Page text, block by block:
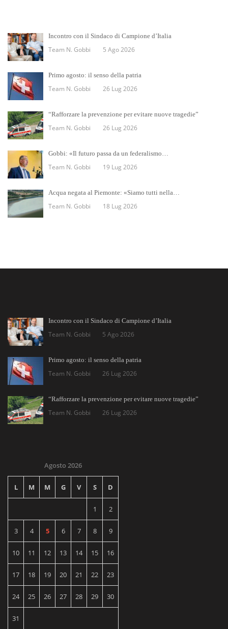
Incontro con il Sindaco di Campione d’Italia
Team N. Gobbi 5 Ago 2026
Primo agosto: il senso della patria
Team N. Gobbi 26 Lug 2026
“Rafforzare la prevenzione per evitare nuove tragedie”
Team N. Gobbi 26 Lug 2026
Gobbi: «Il futuro passa da un federalismo…
Team N. Gobbi 19 Lug 2026
Acqua negata al Piemonte: «Siamo tutti nella…
Team N. Gobbi 18 Lug 2026
Incontro con il Sindaco di Campione d’Italia
Team N. Gobbi 5 Ago 2026
Primo agosto: il senso della patria
Team N. Gobbi 26 Lug 2026
“Rafforzare la prevenzione per evitare nuove tragedie”
Team N. Gobbi 26 Lug 2026
Agosto 2026
L M M G V S D
1 2
3 4 5 6 7 8 9
10 11 12 13 14 15 16
17 18 19 20 21 22 23
24 25 26 27 28 29 30
31